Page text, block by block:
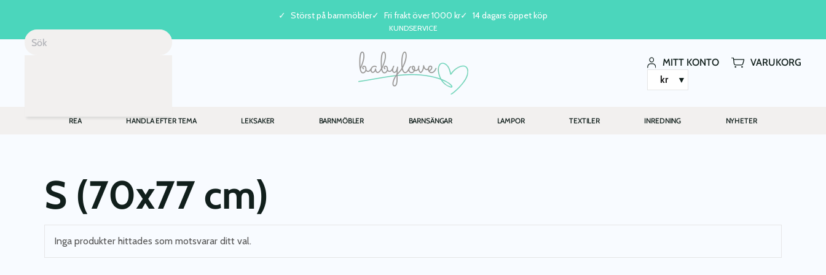
Skip to main content
Störst på barnmöbler Fri frakt över 1000 kr 14 dagars öppet köp
KUNDSERVICE
MITT KONTO
VARUKORG
kr
REA HANDLA EFTER TEMA LEKSAKER BARNMÖBLER BARNSÄNGAR LAMPOR TEXTILER INREDNING NYHETER
S (70x77 cm)
Inga produkter hittades som motsvarar ditt val.